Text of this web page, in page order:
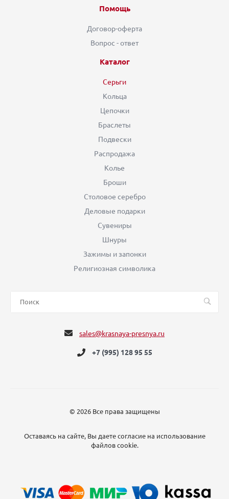
Помощь
Договор-оферта
Вопрос - ответ
Каталог
Серьги
Кольца
Цепочки
Браслеты
Подвески
Распродажа
Колье
Броши
Столовое серебро
Деловые подарки
Сувениры
Шнуры
Зажимы и запонки
Религиозная символика
sales@krasnaya-presnya.ru
+7 (995) 128 95 55
© 2026 Все права защищены
Оставаясь на сайте, Вы даете согласие на использование
файлов cookie.